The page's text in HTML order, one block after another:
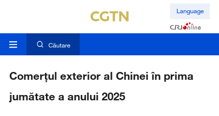
Language
Căutare
Comerțul exterior al Chinei în prima
jumătate a anului 2025